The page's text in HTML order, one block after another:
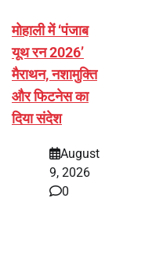
मोहाली में ‘पंजाब
यूथ रन 2026’
मैराथन, नशामुक्ति
और फिटनेस का
दिया संदेश
August
9, 2026
0